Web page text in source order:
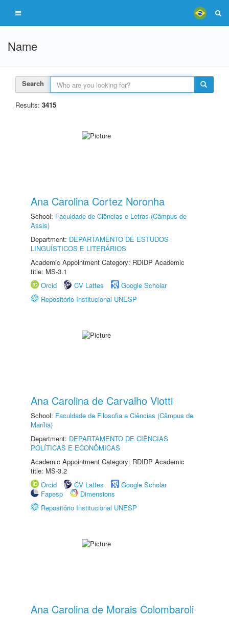
Name
Search
Results: 3415
Ana Carolina Cortez Noronha
School: Faculdade de Ciências e Letras (Câmpus de
Assis)
Department: DEPARTAMENTO DE ESTUDOS
LINGUÍSTICOS E LITERÁRIOS
Academic Appointment Category: RDIDP Academic
title: MS-3.1
Orcid
CV Lattes
Google Scholar
Repositório Institucional UNESP
Ana Carolina de Carvalho Viotti
School: Faculdade de Filosofia e Ciências (Câmpus de
Marília)
Department: DEPARTAMENTO DE CIÊNCIAS
POLÍTICAS E ECONÔMICAS
Academic Appointment Category: RDIDP Academic
title: MS-3.2
Orcid
CV Lattes
Google Scholar
Fapesp
Dimensions
Repositório Institucional UNESP
Ana Carolina de Morais Colombaroli